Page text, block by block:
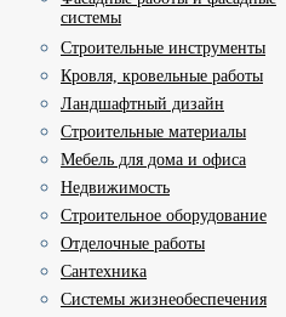
системы
Строительные инструменты
Кровля, кровельные работы
Ландшафтный дизайн
Строительные материалы
Мебель для дома и офиса
Недвижимость
Строительное оборудование
Отделочные работы
Сантехника
Системы жизнеобеспечения